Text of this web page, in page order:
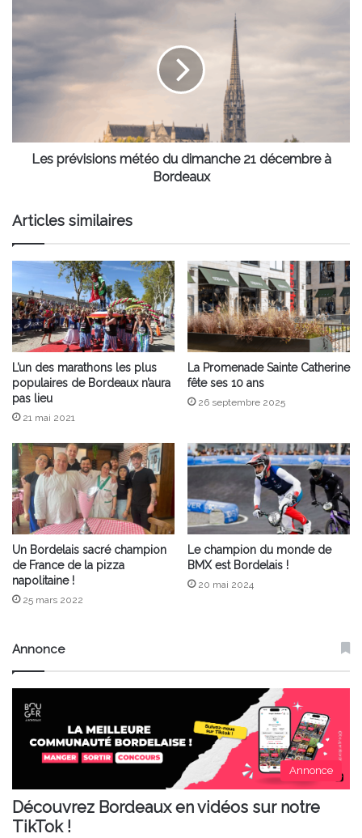
prévisions
météo
Bordeaux
Les prévisions météo du dimanche 21 décembre à
Bordeaux
Articles similaires
L’un des marathons les plus
populaires de Bordeaux n’aura
pas lieu
21 mai 2021
La Promenade Sainte Catherine
fête ses 10 ans
26 septembre 2025
Un Bordelais sacré champion
de France de la pizza
napolitaine !
25 mars 2022
Le champion du monde de
BMX est Bordelais !
20 mai 2024
Annonce
Annonce
Découvrez Bordeaux en vidéos sur notre
TikTok !